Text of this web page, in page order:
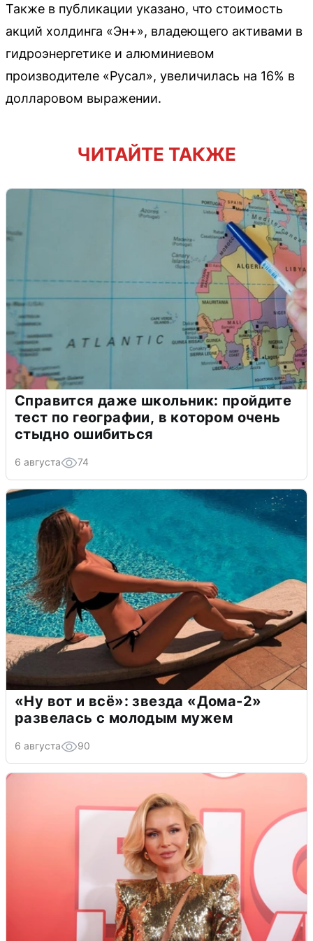
Также в публикации указано, что стоимость
акций холдинга «Эн+», владеющего активами в
гидроэнергетике и алюминиевом
производителе «Русал», увеличилась на 16% в
долларовом выражении.
ЧИТАЙТЕ ТАКЖЕ
Справится даже школьник: пройдите
тест по географии, в котором очень
стыдно ошибиться
6 августа 74
«Ну вот и всё»: звезда «Дома-2»
развелась с молодым мужем
6 августа 90